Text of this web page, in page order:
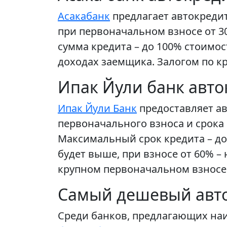
Асакабанк предлагает
при первоначальном взносе от
сумма кредита – до 100%
доходах заемщика. Залогом по
Ипак Йули банк
Ипак Йули Банк предоставляет
первоначального взноса и
Максимальный срок кредита –
будет выше, при взносе от 60%
крупном первоначальном
Самый дешевый
Среди банков, предлагающих